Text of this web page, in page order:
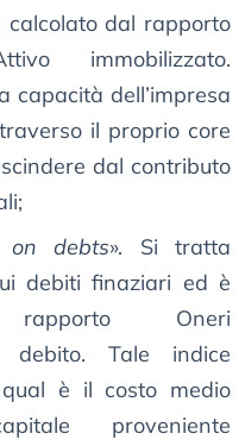
calcolato dal rapporto
immobilizzato.
capacità dell’impresa
il proprio core
dal contributo
on debts». Si tratta
debiti finaziari ed è
Oneri
debito. Tale indice
è il costo medio
proveniente